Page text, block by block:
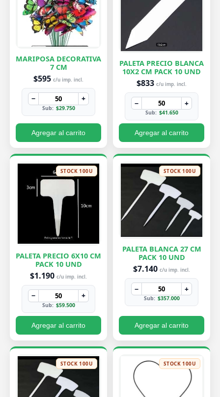
MARIPOSA DECORATIVA
7 CM
$595 c/u imp. incl.
− +
Sub: $29.750
Agregar al carrito
PALETA PRECIO BLANCA
10X2 CM PACK 10 UND
$833 c/u imp. incl.
− +
Sub: $41.650
Agregar al carrito
STOCK 100U
PALETA PRECIO 6X10 CM
PACK 10 UND
$1.190 c/u imp. incl.
− +
Sub: $59.500
Agregar al carrito
STOCK 100U
PALETA BLANCA 27 CM
PACK 10 UND
$7.140 c/u imp. incl.
− +
Sub: $357.000
Agregar al carrito
STOCK 100U STOCK 100U